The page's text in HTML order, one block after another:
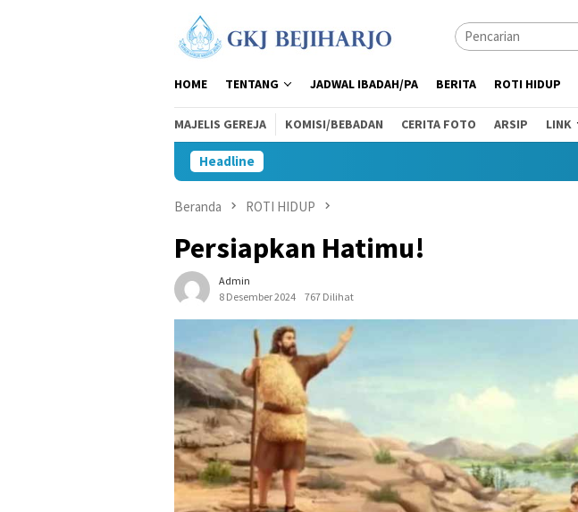
HOME TENTANG JADWAL IBADAH/PA BERITA ROTI HIDUP
MAJELIS GEREJA KOMISI/BEBADAN CERITA FOTO ARSIP LINK
Headline
Beranda ROTI HIDUP
Persiapkan Hatimu!
Admin
8 Desember 2024
767 Dilihat